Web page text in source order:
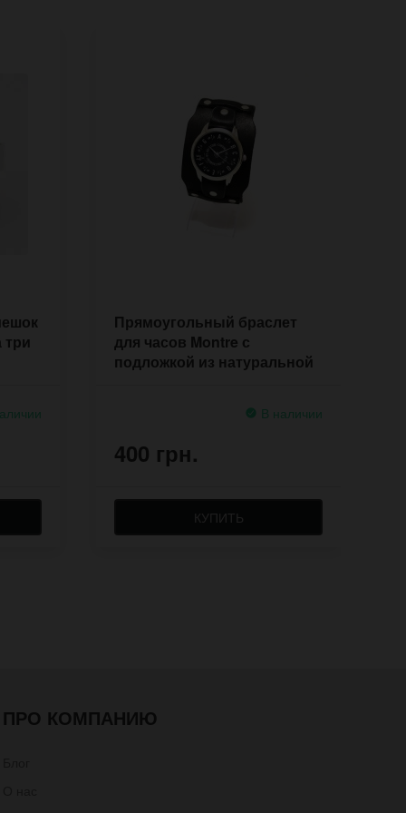
три
Прямоугольный браслет
для часов Montre с
подложкой из натуральной
В наличии
400 грн.
КУПИТЬ
ПРО КОМПАНИЮ